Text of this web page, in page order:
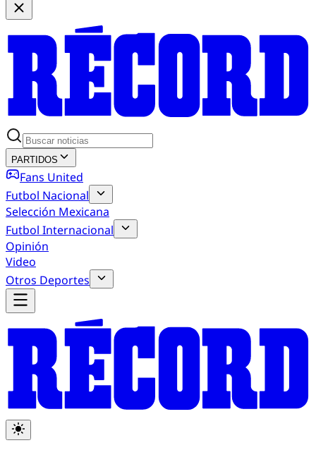
PARTIDOS
Fans United
Futbol Nacional
Selección Mexicana
Futbol Internacional
Opinión
Video
Otros Deportes